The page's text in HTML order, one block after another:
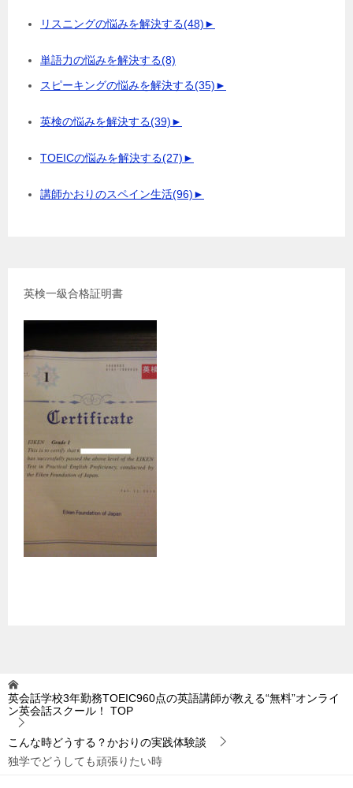
リスニングの悩みを解決する(48)►
単語力の悩みを解決する(8)
スピーキングの悩みを解決する(35)►
英検の悩みを解決する(39)►
TOEICの悩みを解決する(27)►
講師かおりのスペイン生活(96)►
英検一級合格証明書
英会話学校3年勤務TOEIC960点の英語講師が教える“無料”オンライ
ン英会話スクール！
TOP
こんな時どうする？かおりの実践体験談
独学でどうしても頑張りたい時